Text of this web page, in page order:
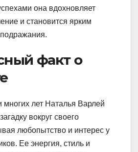
она вдохновляет
и становится ярким
факт о
многих лет Наталья Варлей
вокруг своего
любопытство и интерес у
Ее энергия, стиль и